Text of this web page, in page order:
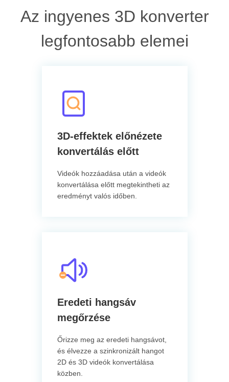
Az ingyenes 3D konverter
legfontosabb elemei
3D-effektek előnézete
konvertálás előtt
Videók hozzáadása után a videók
konvertálása előtt megtekintheti az
eredményt valós időben.
Eredeti hangsáv
megőrzése
Őrizze meg az eredeti hangsávot,
és élvezze a szinkronizált hangot
2D és 3D videók konvertálása
közben.